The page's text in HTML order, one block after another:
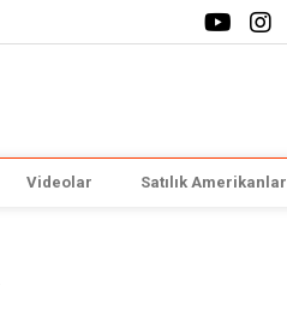
Videolar Satılık Amerikanlar